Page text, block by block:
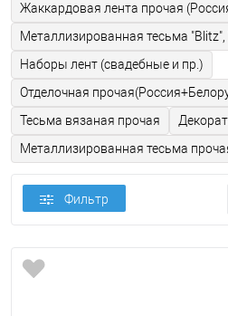
Жаккардовая лента прочая
Металлизированная тесьма "Blitz",
Наборы лент (свадебные и пр.)
Отделочная
Тесьма вязаная прочая
Металлизированная тесьма
Фильтр